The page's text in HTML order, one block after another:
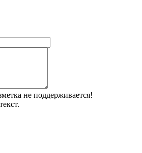
не поддерживается!